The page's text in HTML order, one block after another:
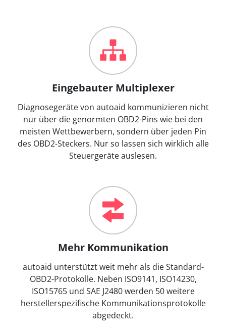
Eingebauter Multiplexer
Diagnosegeräte von autoaid kommunizieren nicht
nur über die genormten OBD2-Pins wie bei den
meisten Wettbewerbern, sondern über jeden Pin
des OBD2-Steckers. Nur so lassen sich wirklich alle
Steuergeräte auslesen.
Mehr Kommunikation
autoaid unterstützt weit mehr als die Standard-
OBD2-Protokolle. Neben ISO9141, ISO14230,
ISO15765 und SAE J2480 werden 50 weitere
herstellerspezifische Kommunikationsprotokolle
abgedeckt.